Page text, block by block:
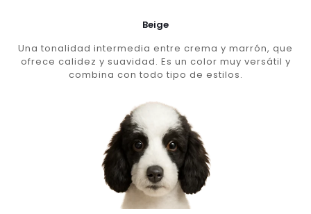
Beige
Una tonalidad intermedia entre crema y marrón, que
ofrece calidez y suavidad. Es un color muy versátil y
combina con todo tipo de estilos.